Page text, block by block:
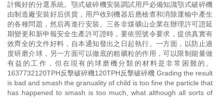
計獨好的分選系統。顎式破碎機安裝調試用戶必備知識顎式破碎機
由制造廠安裝好后供貨，用戶收到機器后應檢查和消除運輸中產生
的各種問題，然后再進行安裝。三各非煤礦山企業在辦理許可證延
期變更和新申報安全生產許可證時，要依照號令要求，提供真實有
效齊全的文件好料，自本通知發出之日起執行。一方面，以防止過
度研磨介球，另一方面可以徹底的粗礦粒的作用，可以限制能量做
有益的工作，但在現有的球磨機分類的材料是非常困難的。
1637732120TPH反擊破碎機120TPH反擊破碎機 Grading the result
is bad and smash the granuality of child is too fine the particle that
has happened to smash is too much, what although all sorts of